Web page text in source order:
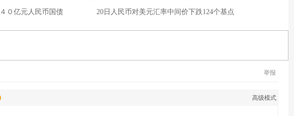
０亿元人民币国债 20日人民币对美元汇率中间价下跌124个基点
举报
高级模式